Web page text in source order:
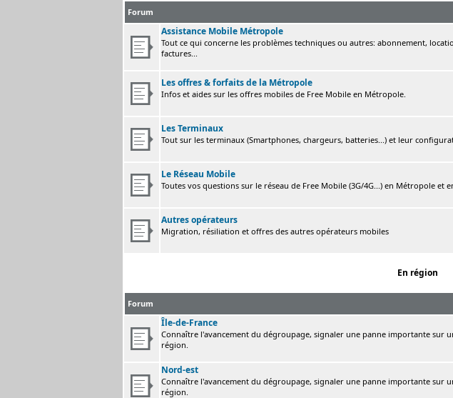
Forum
Assistance Mobile Métropole
Tout ce qui concerne les problèmes techniques ou autres: abonnement,
factures...
Les offres & forfaits de la Métropole
Infos et aides sur les offres mobiles de Free Mobile en Métropole.
Les Terminaux
Tout sur les terminaux (Smartphones, chargeurs, batteries...) et leur
Le Réseau Mobile
Toutes vos questions sur le réseau de Free Mobile (3G/4G...) en Métropole et
Autres opérateurs
Migration, résiliation et offres des autres opérateurs mobiles
En région
Forum
Île-de-France
Connaître l'avancement du dégroupage, signaler une panne importante sur
région.
Nord-est
Connaître l'avancement du dégroupage, signaler une panne importante sur
région.